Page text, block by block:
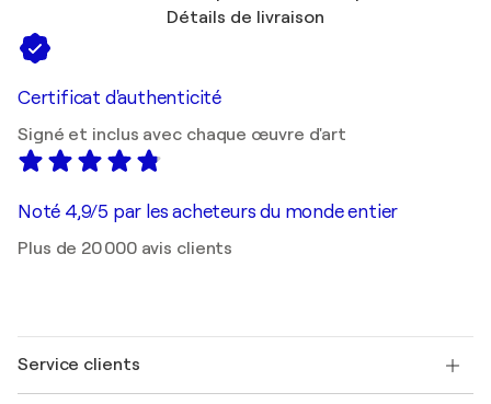
Détails de livraison
Certificat d'authenticité
Signé et inclus avec chaque œuvre d'art
Noté 4,9/5 par les acheteurs du monde entier
Plus de 20 000 avis clients
Service clients